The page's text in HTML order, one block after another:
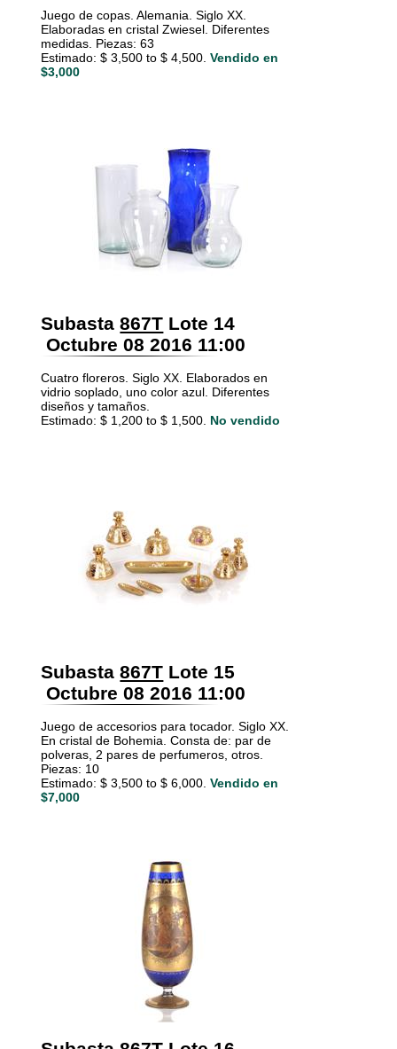
Juego de copas. Alemania. Siglo XX.
Elaboradas en cristal Zwiesel. Diferentes
medidas. Piezas: 63
Estimado: $ 3,500 to $ 4,500. Vendido en
$3,000
Subasta 867T Lote 14
Octubre 08 2016 11:00
Cuatro floreros. Siglo XX. Elaborados en
vidrio soplado, uno color azul. Diferentes
diseños y tamaños.
Estimado: $ 1,200 to $ 1,500. No vendido
Subasta 867T Lote 15
Octubre 08 2016 11:00
Juego de accesorios para tocador. Siglo XX.
En cristal de Bohemia. Consta de: par de
polveras, 2 pares de perfumeros, otros.
Piezas: 10
Estimado: $ 3,500 to $ 6,000. Vendido en
$7,000